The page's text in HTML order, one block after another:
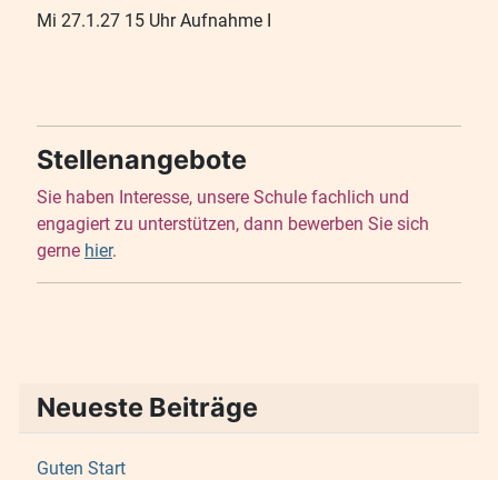
Mi 27.1.27 15 Uhr Aufnahme I
Stellenangebote
Sie haben Interesse, unsere Schule fachlich und
engagiert zu unterstützen, dann bewerben Sie sich
gerne hier.
Neueste Beiträge
Guten Start